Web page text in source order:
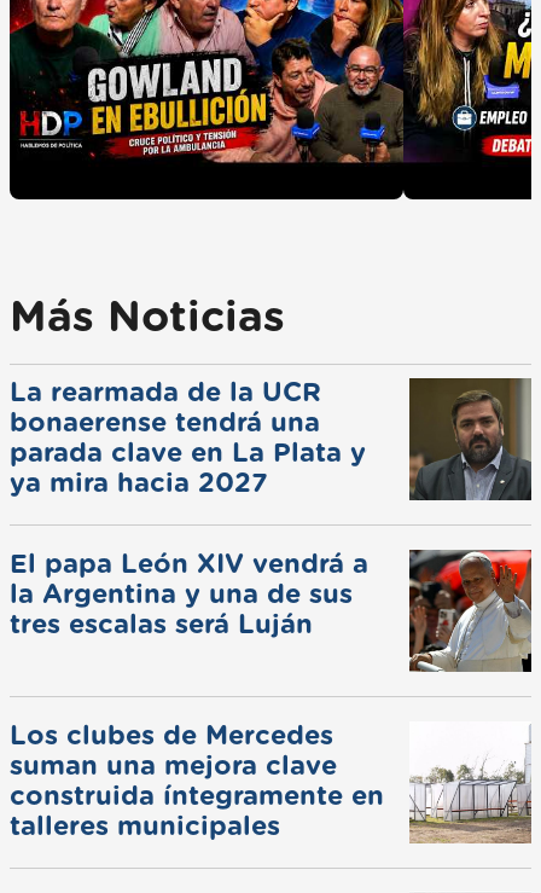
Más Noticias
La rearmada de la UCR
bonaerense tendrá una
parada clave en La Plata y
ya mira hacia 2027
El papa León XIV vendrá a
la Argentina y una de sus
tres escalas será Luján
Los clubes de Mercedes
suman una mejora clave
construida íntegramente en
talleres municipales